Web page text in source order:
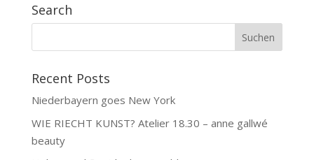
Search
Recent Posts
Niederbayern goes New York
WIE RIECHT KUNST? Atelier 18.30 – anne gallwé
beauty